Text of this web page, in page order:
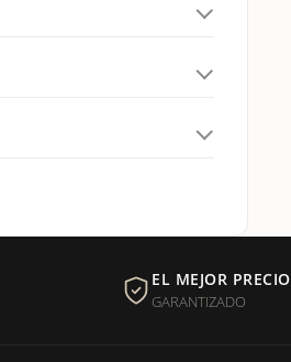
EL MEJOR PRECIO
GARANTIZADO